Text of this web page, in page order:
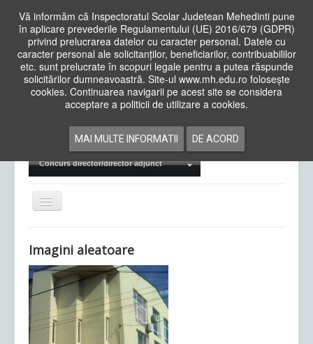
Vă informăm că Inspectoratul Scolar Judetean Mehedinti pune
în aplicare prevederile Regulamentului (UE) 2016/679 (GDPR)
privind prelucrarea datelor cu caracter personal. Datele cu
caracter personal ale solicitanților, beneficiarilor, contribuabililor
etc. sunt prelucrate în scopuri legale pentru a putea răspunde
solicitărilor dumneavoastră. Site-ul www.mh.edu.ro folosește
cookies. Continuarea navigarii pe acest site se considera
acceptare a politicii de utilizare a cookies.
MAI MULTE INFORMATII DE ACORD
Cauta
in
siteAcasa Cadre Didactice
Examene Naționale
Concurs director/director adjunct
Comută
navigarea
Ultimele articole: Vi, 04.11.2022 -
Județean Mehedinți
Imagini aleatoare